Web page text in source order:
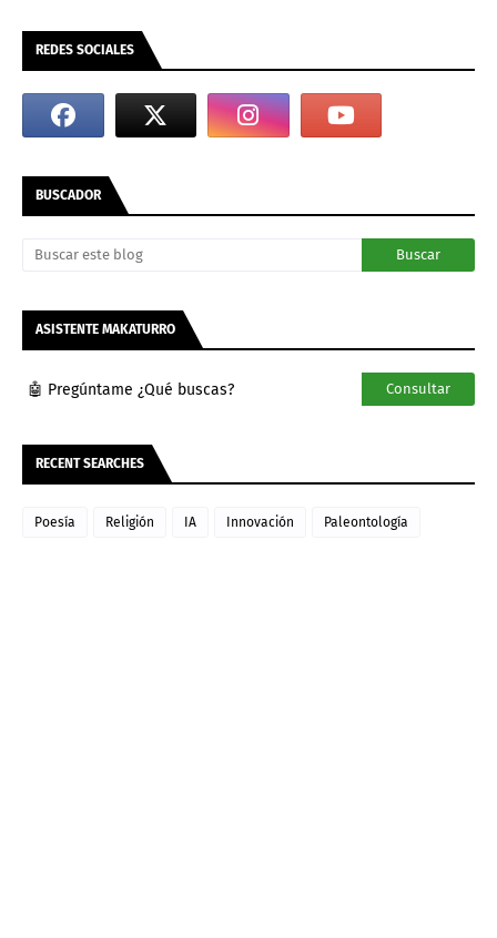
REDES SOCIALES
BUSCADOR
ASISTENTE MAKATURRO
🤖 Pregúntame ¿Qué buscas? Consultar
RECENT SEARCHES
Poesía Religión IA Innovación Paleontología